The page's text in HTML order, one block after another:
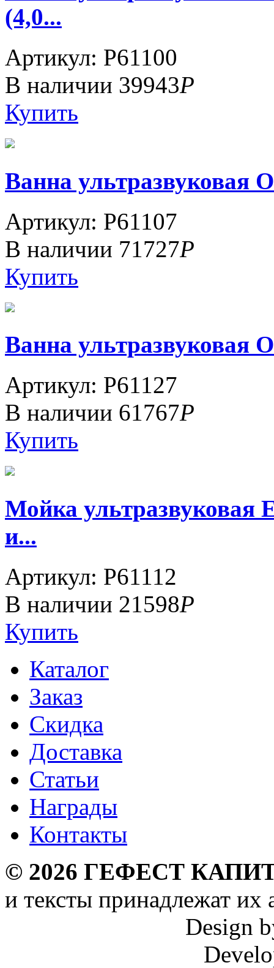
(4,0...
Артикул: P61100
В наличии 39943Р
Купить
Ванна ультразвуковая
Артикул: P61107
В наличии 71727Р
Купить
Ванна ультразвуковая
Артикул: P61127
В наличии 61767Р
Купить
Мойка ультразвуковая
и...
Артикул: P61112
В наличии 21598Р
Купить
Каталог
Заказ
Скидка
Доставка
Статьи
Награды
Контакты
© 2026 ГЕФЕСТ
и тексты принадлежат их
Design